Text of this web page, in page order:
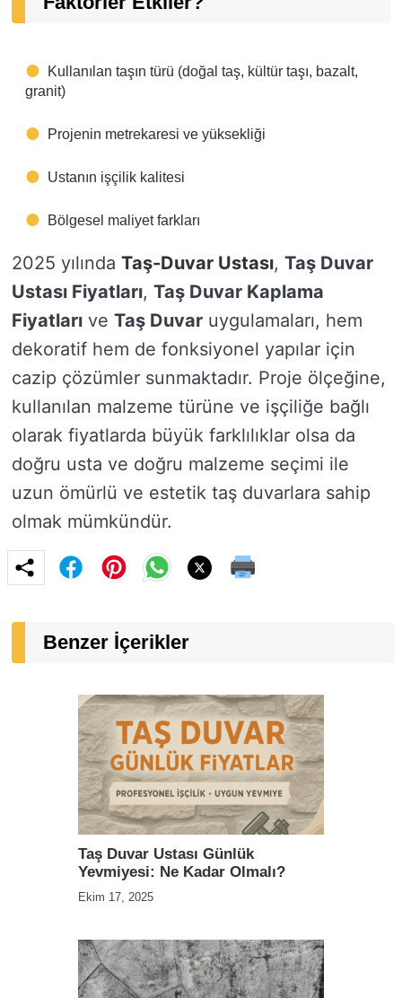
Kullanılan taşın türü (doğal taş, kültür taşı, bazalt,
granit)
Projenin metrekaresi ve yüksekliği
Ustanın işçilik kalitesi
Bölgesel maliyet farkları
2025 yılında Taş-Duvar Ustası, Taş Duvar
Ustası Fiyatları, Taş Duvar Kaplama
Fiyatları ve Taş Duvar uygulamaları, hem
dekoratif hem de fonksiyonel yapılar için
cazip çözümler sunmaktadır. Proje ölçeğine,
kullanılan malzeme türüne ve işçiliğe bağlı
olarak fiyatlarda büyük farklılıklar olsa da
doğru usta ve doğru malzeme seçimi ile
uzun ömürlü ve estetik taş duvarlara sahip
olmak mümkündür.
Benzer İçerikler
Taş Duvar Ustası Günlük
Yevmiyesi: Ne Kadar Olmalı?
Ekim 17, 2025